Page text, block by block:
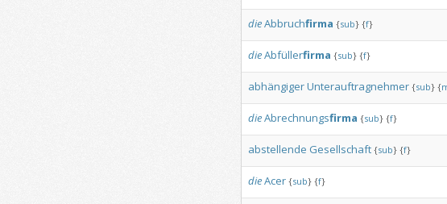
dieAbbruchfirma {sub} {f}
dieAbfüllerfirma {sub} {f}
abhängigerUnterauftragnehmer {sub} {
dieAbrechnungsfirma {sub} {f}
abstellende Gesellschaft {sub} {f}
dieAcer {sub} {f}